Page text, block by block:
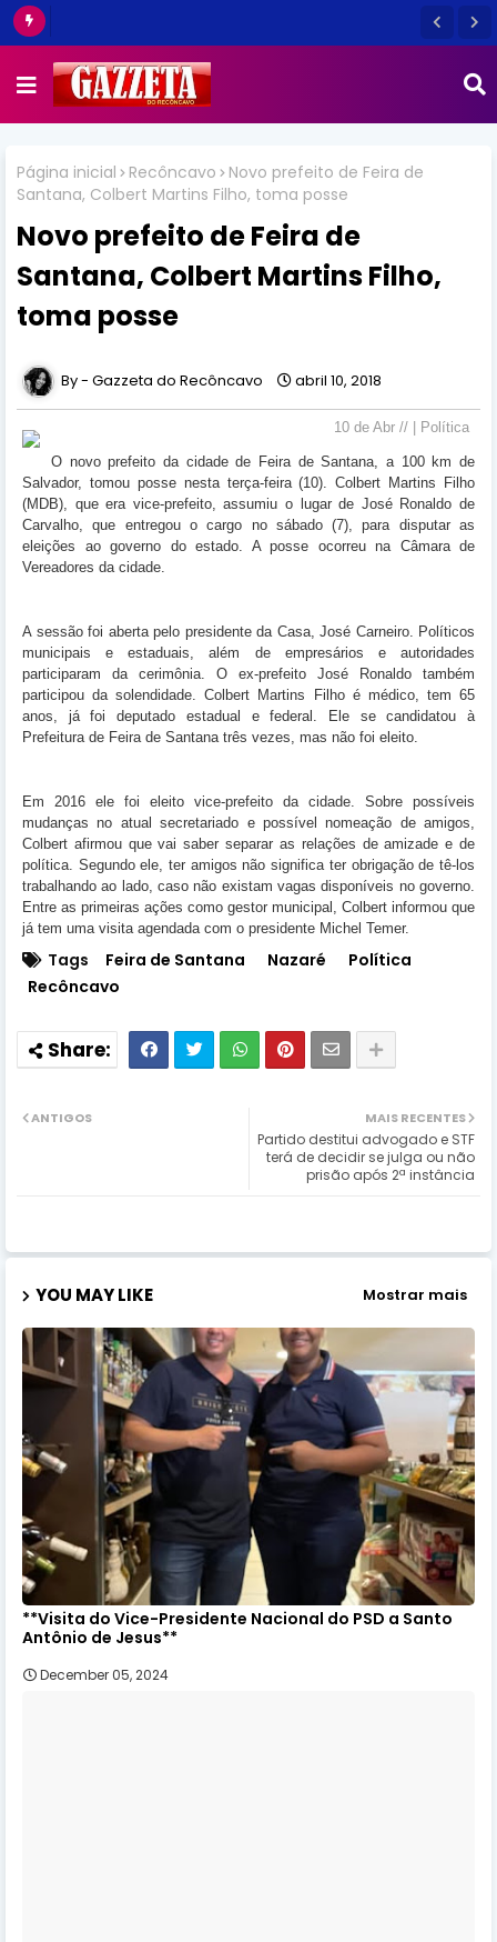
Página inicial Recôncavo
Novo prefeito de Feira de
Santana, Colbert Martins Filho, toma posse
Novo prefeito de Feira de
Santana, Colbert Martins Filho,
toma posse
Gazzeta do Recôncavo abril 10, 2018
10 de Abr // | Política
O novo prefeito da cidade de Feira de Santana, a 100 km de
Salvador, tomou posse nesta terça-feira (10). Colbert Martins Filho
(MDB), que era vice-prefeito, assumiu o lugar de José Ronaldo de
Carvalho, que entregou o cargo no sábado (7), para disputar as
eleições ao governo do estado. A posse ocorreu na Câmara de
Vereadores da cidade.
A sessão foi aberta pelo presidente da Casa, José Carneiro. Políticos
municipais e estaduais, além de empresários e autoridades
participaram da cerimônia. O ex-prefeito José Ronaldo também
participou da solendidade. Colbert Martins Filho é médico, tem 65
anos, já foi deputado estadual e federal. Ele se candidatou à
Prefeitura de Feira de Santana três vezes, mas não foi eleito.
Em 2016 ele foi eleito vice-prefeito da cidade. Sobre possíveis
mudanças no atual secretariado e possível nomeação de amigos,
Colbert afirmou que vai saber separar as relações de amizade e de
política. Segundo ele, ter amigos não significa ter obrigação de tê-los
trabalhando ao lado, caso não existam vagas disponíveis no governo.
Entre as primeiras ações como gestor municipal, Colbert informou que
já tem uma visita agendada com o presidente Michel Temer.
Tags Feira de Santana Nazaré
Política
Recôncavo
MAIS RECENTES
Partido destitui advogado e STF
terá de decidir se julga ou não
prisão após 2ª instância
ANTIGOS
YOU MAY LIKE Mostrar mais
**Visita do Vice-Presidente Nacional do PSD a Santo
Antônio de Jesus**
December 05, 2024